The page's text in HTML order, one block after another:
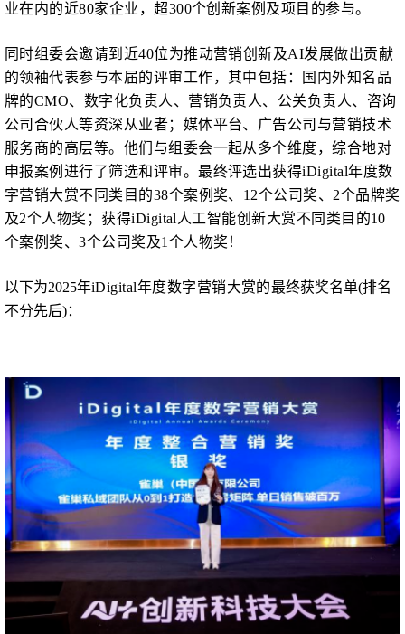
业在内的近80家企业，超300个创新案例及项目的参与。
同时组委会邀请到近40位为推动营销创新及AI发展做出贡献
的领袖代表参与本届的评审工作，其中包括：国内外知名品
牌的CMO、数字化负责人、营销负责人、公关负责人、咨询
公司合伙人等资深从业者；媒体平台、广告公司与营销技术
服务商的高层等。他们与组委会一起从多个维度，综合地对
申报案例进行了筛选和评审。最终评选出获得iDigital年度数
字营销大赏不同类目的38个案例奖、12个公司奖、2个品牌奖
及2个人物奖；获得iDigital人工智能创新大赏不同类目的10
个案例奖、3个公司奖及1个人物奖！
以下为2025年iDigital年度数字营销大赏的最终获奖名单(排名
不分先后)：